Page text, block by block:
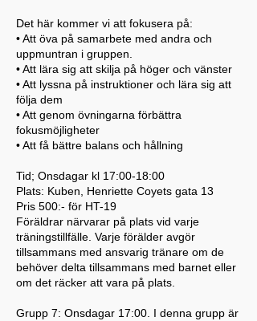
Det här kommer vi att fokusera på:
• Att öva på samarbete med andra och
uppmuntran i gruppen.
• Att lära sig att skilja på höger och vänster
• Att lyssna på instruktioner och lära sig att
följa dem
• Att genom övningarna förbättra
fokusmöjligheter
• Att få bättre balans och hållning
Tid; Onsdagar kl 17:00-18:00
Plats: Kuben, Henriette Coyets gata 13
Pris 500:- för HT-19
Föräldrar närvarar på plats vid varje
träningstillfälle. Varje förälder avgör
tillsammans med ansvarig tränare om de
behöver delta tillsammans med barnet eller
om det räcker att vara på plats.
Grupp 7: Onsdagar 17:00. I denna grupp är